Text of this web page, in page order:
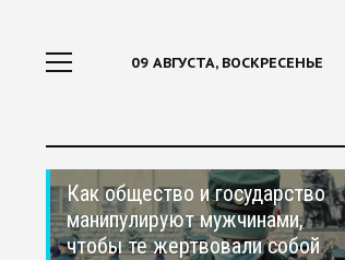
09 АВГУСТА, ВОСКРЕСЕНЬЕ
Как общество и государство
манипулируют мужчинами,
чтобы те жертвовали собой